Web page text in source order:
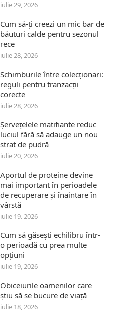
iulie 29, 2026
Cum să-ți creezi un mic bar de
băuturi calde pentru sezonul
rece
iulie 28, 2026
Schimburile între colecționari:
reguli pentru tranzacții
corecte
iulie 28, 2026
Șervețelele matifiante reduc
luciul fără să adauge un nou
strat de pudră
iulie 20, 2026
Aportul de proteine devine
mai important în perioadele
de recuperare și înaintare în
vârstă
iulie 19, 2026
Cum să găsești echilibru într-
o perioadă cu prea multe
opțiuni
iulie 19, 2026
Obiceiurile oamenilor care
știu să se bucure de viață
iulie 18, 2026